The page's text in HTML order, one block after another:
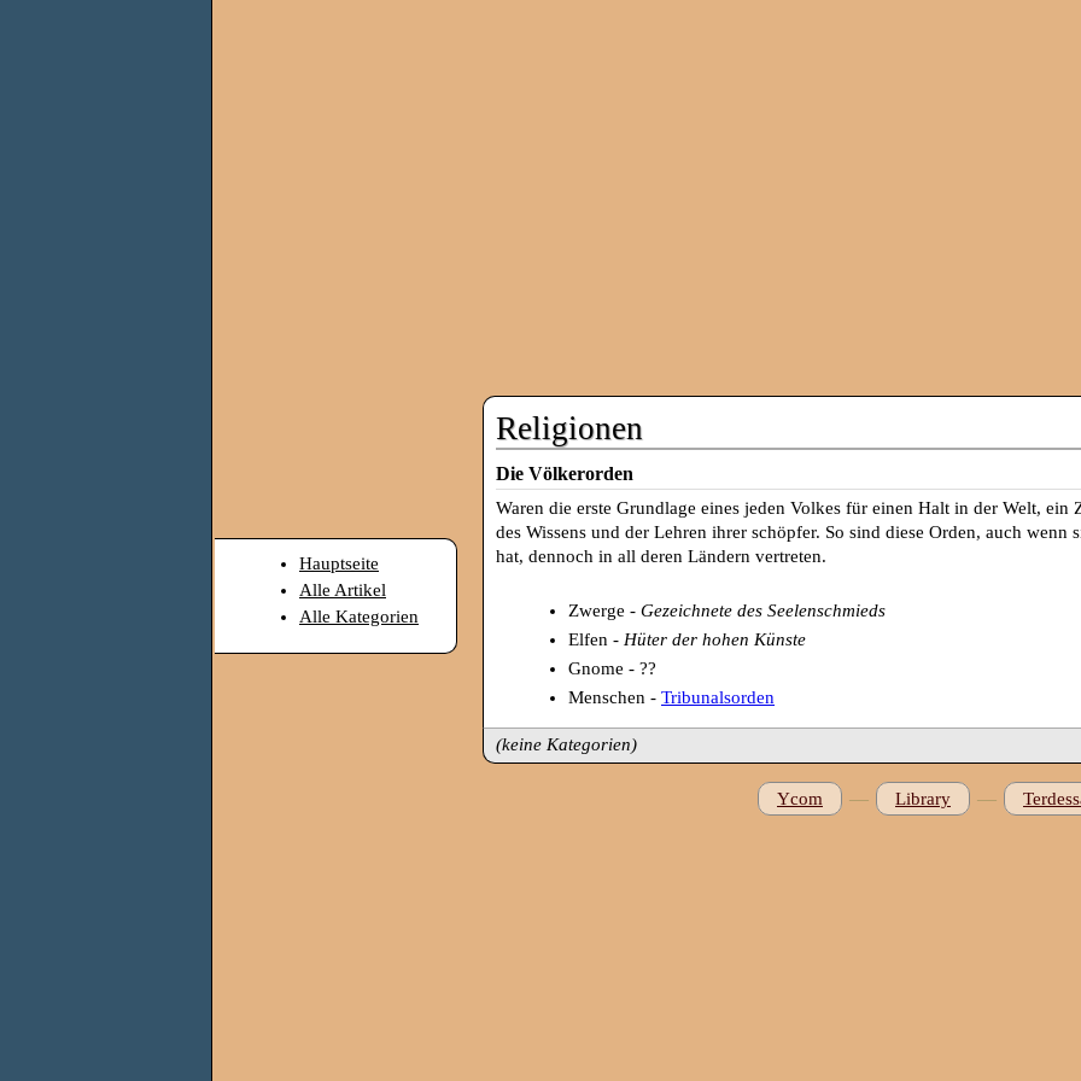
Hauptseite
Alle Artikel
Alle Kategorien
Religionen
Die Völkerorden
Waren die erste Grundlage eines jeden Volkes für einen Halt in der Welt, ein
des Wissens und der Lehren ihrer schöpfer. So sind diese Orden, auch
hat, dennoch in all deren Ländern vertreten.
Zwerge - Gezeichnete des Seelenschmieds
Elfen - Hüter der hohen Künste
Gnome - ??
Menschen - Tribunalsorden
(keine Kategorien)
Ycom — Library —